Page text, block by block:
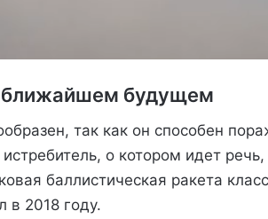
ближайшем будущем
так как он способен
о котором идет
баллистическая ракета
в 2018 году.